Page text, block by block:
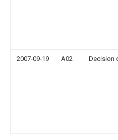
2007-09-19 A02 Decision